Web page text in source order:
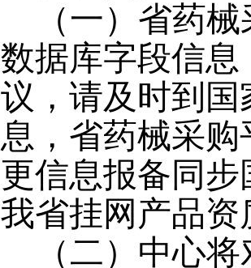
（一）省药
数据库字段信
议，请及时到
息，省药械采
更信息报备同
我省挂网产品资
（二）中心